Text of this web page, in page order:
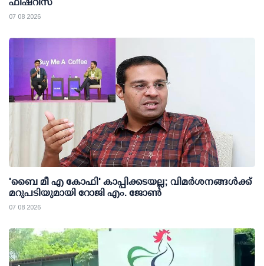
ഫിഷറീസ്
07 08 2026
'ബൈ മീ എ കോഫി' കാപ്പിക്കടയല്ല; വിമര്‍ശനങ്ങള്‍ക്ക്
മറുപടിയുമായി റോജി എം. ജോണ്‍
07 08 2026